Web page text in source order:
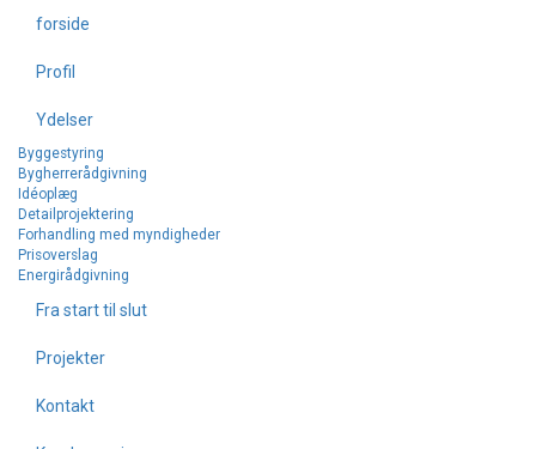
forside
Profil
Ydelser
Byggestyring
Bygherrerådgivning
Idéoplæg
Detailprojektering
Forhandling med myndigheder
Prisoverslag
Energirådgivning
Fra start til slut
Projekter
Kontakt